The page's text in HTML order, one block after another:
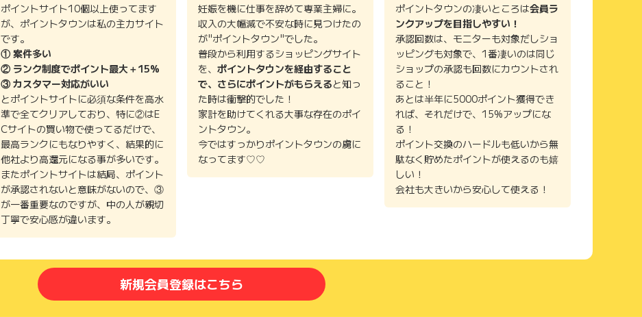
ポイントサイト10個以上使ってます
が、ポイントタウンは私の主力サイト
です。
① 案件多い
② ランク制度でポイント最大＋15%
③ カスタマー対応がいい
とポイントサイトに必須な条件を高水
準で全てクリアしており、特に②はE
Cサイトの買い物で使ってるだけで、
最高ランクにもなりやすく、結果的に
他社より高還元になる事が多いです。
またポイントサイトは結局、ポイント
が承認されないと意味がないので、③
が一番重要なのですが、中の人が親切
丁寧で安心感が違います。
妊娠を機に仕事を辞めて専業主婦に。
収入の大幅減で不安な時に見つけたの
が"ポイントタウン"でした。
普段から利用するショッピングサイト
を、 ポイントタウンを経由すること
で、さらにポイントがもらえると知っ
た時は衝撃的でした！
家計を助けてくれる大事な存在のポイ
ントタウン。
今ではすっかりポイントタウンの虜に
なってます♡♡
ポイントタウンの凄いところは会員ラ
ンクアップを目指しやすい！
承認回数は、モニターも対象だしショ
ッピングも対象で、1番凄いのは同じ
ショップの承認も回数にカウントされ
ること！
あとは半年に5000ポイント獲得でき
れば、それだけで、15%アップにな
る！
ポイント交換のハードルも低いから無
駄なく貯めたポイントが使えるのも嬉
しい！
会社も大きいから安心して使える！
新規会員登録はこちら